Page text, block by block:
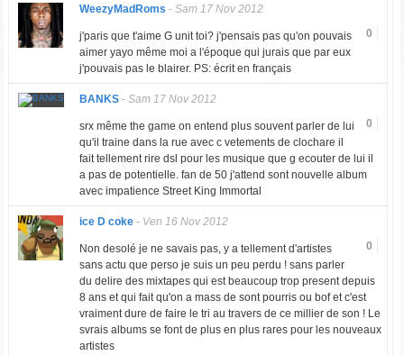
WeezyMadRoms - Sam 17 Nov 2012
0
j'paris que t'aime G unit toi? j'pensais pas qu'on pouvais
aimer yayo même moi a l'époque qui jurais que par eux
j'pouvais pas le blairer. PS: écrit en français
BANKS- Sam 17 Nov 2012
0
srx même the game on entend plus souvent parler de lui
qu'il traine dans la rue avec c vetements de clochare il
fait tellement rire dsl pour les musique que g ecouter de lui il
a pas de potentielle. fan de 50 j'attend sont nouvelle album
avec impatience Street King Immortal
ice D coke- Ven 16 Nov 2012
0
Non desolé je ne savais pas, y a tellement d'artistes
sans actu que perso je suis un peu perdu ! sans parler
du delire des mixtapes qui est beaucoup trop present depuis
8 ans et qui fait qu'on a mass de sont pourris ou bof et c'est
vraiment dure de faire le tri au travers de ce millier de son ! Le
svrais albums se font de plus en plus rares pour les nouveaux
artistes